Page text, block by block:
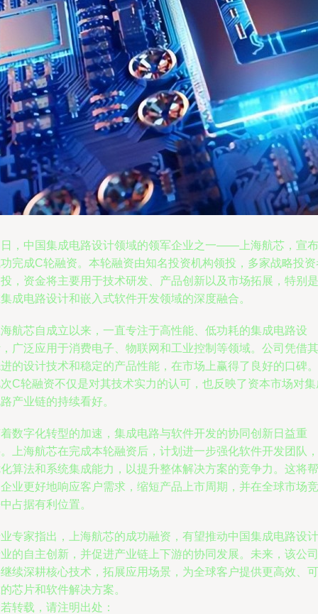
，中国集成电路设计领域的领军企业之一——上海航芯，宣布
完成C轮融资。本轮融资由知名投资机构领投，多家战略投资
，资金将主要用于技术研发、产品创新以及市场拓展，特别是
成电路设计和嵌入式软件开发领域的深度融合。
航芯自成立以来，一直专注于高性能、低功耗的集成电路设
广泛应用于消费电子、物联网和工业控制等领域。公司凭借其
的设计技术和稳定的产品性能，在市场上赢得了良好的口碑。
C轮融资不仅是对其技术实力的认可，也反映了资本市场对集
产业链的持续看好。
数字化转型的加速，集成电路与软件开发的协同创新日益重
上海航芯在完成本轮融资后，计划进一步强化软件开发团队，
算法和系统集成能力，以提升整体解决方案的竞争力。这将帮
业更好地响应客户需求，缩短产品上市周期，并在全球市场竞
占据有利位置。
专家指出，上海航芯的成功融资，有望推动中国集成电路设计
的自主创新，并促进产业链上下游的协同发展。未来，该公司
续深耕核心技术，拓展应用场景，为全球客户提供更高效、可
芯片和软件解决方案。
转载，请注明出处：